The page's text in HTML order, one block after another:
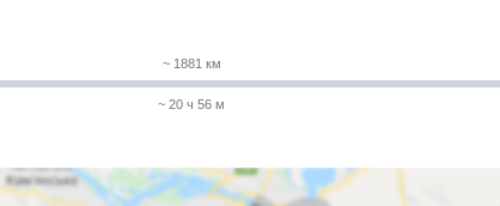
~ 1881 км
~ 20 ч 56 м